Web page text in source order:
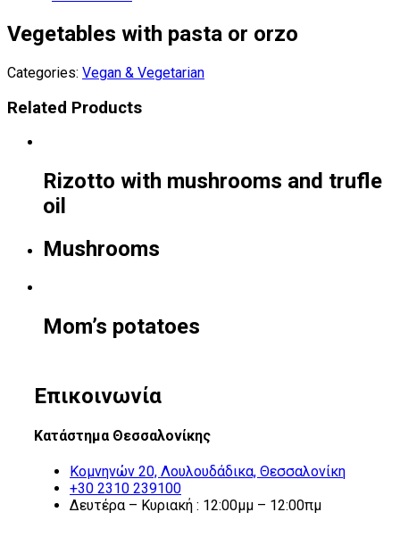
Vegetables with pasta or orzo
Categories: Vegan & Vegetarian
Related Products
Rizotto with mushrooms and trufle
oil
Mushrooms
Mom’s potatoes
Επικοινωνία
Κατάστημα Θεσσαλονίκης
Κομνηνών 20, Λουλουδάδικα, Θεσσαλονίκη
+30 2310 239100
Δευτέρα – Κυριακή : 12:00μμ – 12:00πμ